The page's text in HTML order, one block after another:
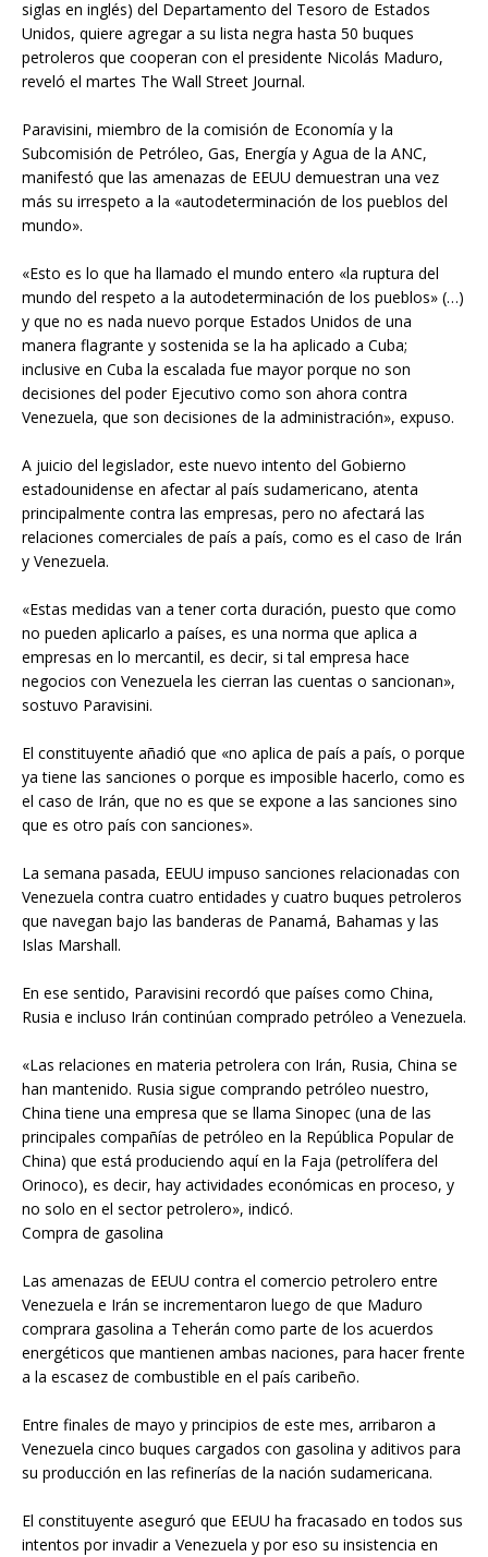
siglas en inglés) del Departamento del Tesoro de Estados
Unidos, quiere agregar a su lista negra hasta 50 buques
petroleros que cooperan con el presidente Nicolás Maduro,
reveló el martes The Wall Street Journal.
Paravisini, miembro de la comisión de Economía y la
Subcomisión de Petróleo, Gas, Energía y Agua de la ANC,
manifestó que las amenazas de EEUU demuestran una vez
más su irrespeto a la «autodeterminación de los pueblos del
mundo».
«Esto es lo que ha llamado el mundo entero «la ruptura del
mundo del respeto a la autodeterminación de los pueblos» (…)
y que no es nada nuevo porque Estados Unidos de una
manera flagrante y sostenida se la ha aplicado a Cuba;
inclusive en Cuba la escalada fue mayor porque no son
decisiones del poder Ejecutivo como son ahora contra
Venezuela, que son decisiones de la administración», expuso.
A juicio del legislador, este nuevo intento del Gobierno
estadounidense en afectar al país sudamericano, atenta
principalmente contra las empresas, pero no afectará las
relaciones comerciales de país a país, como es el caso de Irán
y Venezuela.
«Estas medidas van a tener corta duración, puesto que como
no pueden aplicarlo a países, es una norma que aplica a
empresas en lo mercantil, es decir, si tal empresa hace
negocios con Venezuela les cierran las cuentas o sancionan»,
sostuvo Paravisini.
El constituyente añadió que «no aplica de país a país, o porque
ya tiene las sanciones o porque es imposible hacerlo, como es
el caso de Irán, que no es que se expone a las sanciones sino
que es otro país con sanciones».
La semana pasada, EEUU impuso sanciones relacionadas con
Venezuela contra cuatro entidades y cuatro buques petroleros
que navegan bajo las banderas de Panamá, Bahamas y las
Islas Marshall.
En ese sentido, Paravisini recordó que países como China,
Rusia e incluso Irán continúan comprado petróleo a Venezuela.
«Las relaciones en materia petrolera con Irán, Rusia, China se
han mantenido. Rusia sigue comprando petróleo nuestro,
China tiene una empresa que se llama Sinopec (una de las
principales compañías de petróleo en la República Popular de
China) que está produciendo aquí en la Faja (petrolífera del
Orinoco), es decir, hay actividades económicas en proceso, y
no solo en el sector petrolero», indicó.
Compra de gasolina
Las amenazas de EEUU contra el comercio petrolero entre
Venezuela e Irán se incrementaron luego de que Maduro
comprara gasolina a Teherán como parte de los acuerdos
energéticos que mantienen ambas naciones, para hacer frente
a la escasez de combustible en el país caribeño.
Entre finales de mayo y principios de este mes, arribaron a
Venezuela cinco buques cargados con gasolina y aditivos para
su producción en las refinerías de la nación sudamericana.
El constituyente aseguró que EEUU ha fracasado en todos sus
intentos por invadir a Venezuela y por eso su insistencia en